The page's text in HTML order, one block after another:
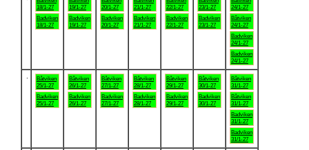
18/1-27
Badviken
18/1-27
19/1-27
Badviken
19/1-27
20/1-27
Badviken
20/1-27
21/1-27
Badviken
21/1-27
22/1-27
Badviken
22/1-27
23/1-27
Badviken
23/1-27
24/1-27
Båtviken
24/1-27
Badviken
24/1-27
Badviken
24/1-27
Båtviken
25/1-27
Badviken
25/1-27
Båtviken
26/1-27
Badviken
26/1-27
Båtviken
27/1-27
Badviken
27/1-27
Båtviken
28/1-27
Badviken
28/1-27
Båtviken
29/1-27
Badviken
29/1-27
Båtviken
30/1-27
Badviken
30/1-27
Båtviken
31/1-27
Båtviken
31/1-27
Badviken
31/1-27
Badviken
31/1-27